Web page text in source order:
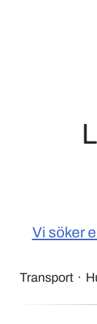
Vi söker
Transport ·